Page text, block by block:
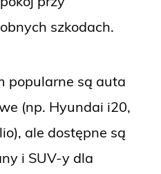
szkodach.
popularne są auta
(np. Hyundai i20,
ale dostępne są
i SUV-y dla